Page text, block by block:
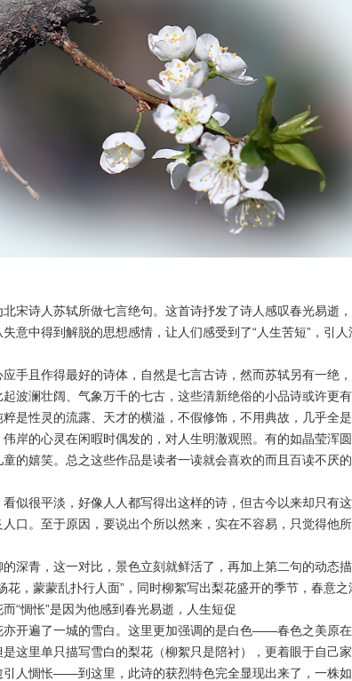
北宋诗人苏轼所做七言绝句。这首诗抒发了诗人感叹春光易逝
意中得到解脱的思想感情，让人们感受到了“人生苦短”，引人
手且作得最好的诗体，自然是七言古诗，然而苏轼另有一绝
波澜壮阔、气象万千的七古，这些清新绝俗的小品诗或许更有
是性灵的流露、天才的横溢，不假修饰，不用典故，几乎全
岸的心灵在闲暇时偶发的，对人生明澈观照。有的如晶莹浑
的嬉笑。总之这些作品是读者一读就会喜欢的而且百读不厌
看似很平淡，好像人人都写得出这样的诗，但古今以来却只有
口。至于原因，要说出个所以然来，实在不容易，只觉得他
深青，这一对比，景色立刻就鲜活了，再加上第二句的动态
花，蒙蒙乱扑行人面”，同时柳絮写出梨花盛开的季节，春意
“惆怅”是因为他感到春光易逝，人生短促
亦开遍了一城的雪白。这里更加强调的是白色——春色之美原
这里单只描写雪白的梨花（柳絮只是陪衬），更着眼于自己
引人惆怅——到这里，此诗的获烈特色完全显现出来了，一株